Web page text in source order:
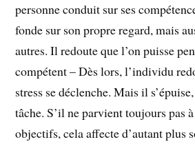
personne conduit sur ses
fonde sur son propre regard, mais
autres. Il redoute que l’on puisse
compétent – Dès lors, l’individu
stress se déclenche. Mais il
tâche. S’il ne parvient toujours pas
objectifs, cela affecte d’autant plus